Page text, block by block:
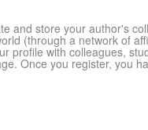
and store your author's
(through a network of
profile with colleagues,
Once you register, you